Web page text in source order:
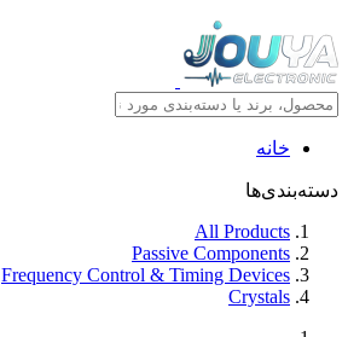
خانه
دسته‌بندی‌ها
All Products
Passive Components
Frequency Control & Timing Devices
Crystals